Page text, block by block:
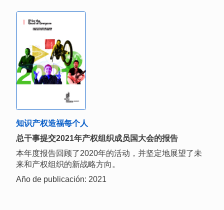
知识产权造福每个人
总干事提交2021年产权组织成员国大会的报告
本年度报告回顾了2020年的活动，并坚定地展望了未
来和产权组织的新战略方向。
Año de publicación: 2021